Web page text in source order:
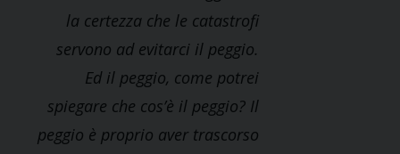
la certezza che le catastrofi
servono ad evitarci il peggio.
Ed il peggio, come potrei
spiegare che cos’è il peggio? Il
peggio è proprio aver trascorso